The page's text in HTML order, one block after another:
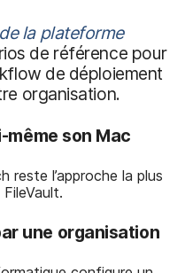
la plateforme
de référence pour
de déploiement
organisation.
même son Mac
reste l’approche la plus
une organisation